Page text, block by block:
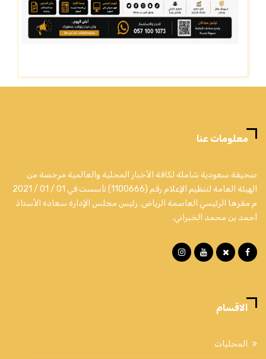
معلومات عنا
صحيفة سعودية شاملة لكافة الأخبار المحلية والعالمية مرخصة من
الهيئة العامة لتنظيم الإعلام رقم (1100666) تأسست في 01 / 01 / 2021
م مقرها الرئيسي العاصمة الرياض. رئيس مجلس الإدارة سعادة الأستاذ
أحمد بن محمد الخبراني.
الاقسام
المحليات